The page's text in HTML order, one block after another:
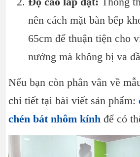
nên cách mặt bàn bếp
65cm để thuận tiện cho
nướng mà không bị va
Nếu bạn còn phân vân về
chi tiết tại bài viết sản phẩm:
chén bát nhôm kính để có